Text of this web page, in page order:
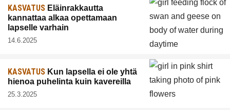
KASVATUS Eläinrakkautta
kannattaa alkaa opettamaan
lapselle varhain
14.6.2025
KASVATUS Kun lapsella ei ole yhtä
hienoa puhelinta kuin kavereilla
25.3.2025